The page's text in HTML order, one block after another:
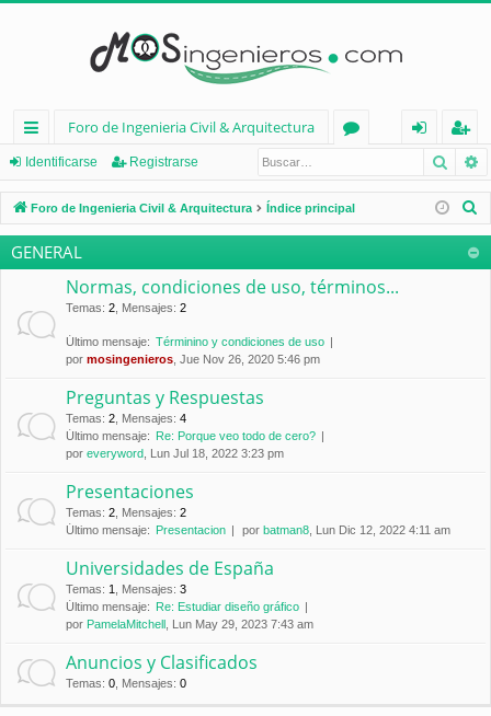
nl
ac
es
rá
d
Foro de Ingenieria Civil & Arquitectura
os
nt
ifi
eg
ist
ra
Identificarse Registrarse
Foro de Ingenieria Civil & Arquitectura Índice principal
GENERAL
Normas, condiciones de uso, términos...
Temas: 2 Mensajes: 2
Último mensaje: Términino y condiciones de uso
por mosingenieros , Jue Nov 26, 2020 5:46 pm
Preguntas y Respuestas
Temas: 2 Mensajes: 4
Último mensaje: Re: Porque veo todo de cero?
por everyword , Lun Jul 18, 2022 3:23 pm
Presentaciones
Temas: 2 Mensajes: 2
Último mensaje: Presentacion por batman8 , Lun Dic 12, 2022 4:11 am
Universidades de España
Temas: 1 Mensajes: 3
Último mensaje: Re: Estudiar diseño gráfico
por PamelaMitchell , Lun May 29, 2023 7:43 am
Anuncios y Clasificados
Temas: 0 Mensajes: 0